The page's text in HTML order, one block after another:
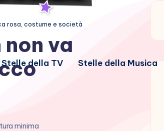
rosa, costume e società
Stelle della TV Stelle della Musica
va
minima